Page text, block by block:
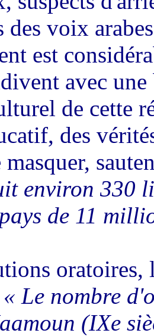
des voix
est
avec
de cette
des
masquer,
environ 330
de 11
« Le nombre
(IXe